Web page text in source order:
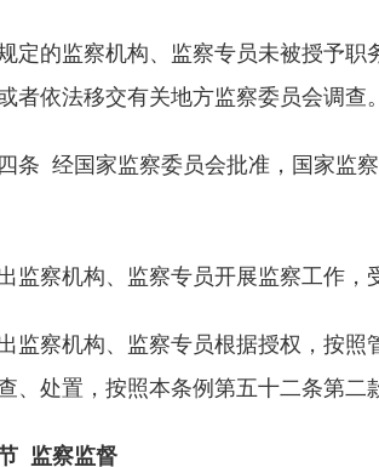
的监察机构、监察专员未被授予职
者依法移交有关地方监察委员会调查
经国家监察委员会批准，国家监察
察机构、监察专员开展监察工作，
察机构、监察专员根据授权，按照
、处置，按照本条例第五十二条第二
监察监督